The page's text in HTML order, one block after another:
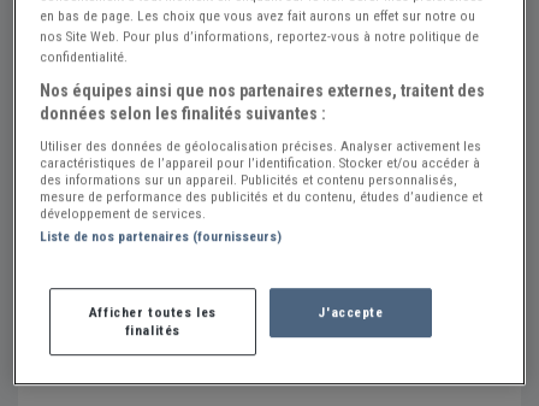
Rassemblement au port de Morlaix (RDV Mensuel)
dim. 07 juin 2026
Place Edmond Puyo
29600 MORLAIX
Voir sur la carte
Calandre et Torpédo
Envoyer un message
07 77 20 56 64
www.calandretorpedo.com
en bas de page. Les choix que vous avez fait aurons un effet sur notre ou
nos Site Web. Pour plus d’informations, reportez-vous à notre politique de
confidentialité.
Nos équipes ainsi que nos partenaires externes, traitent des
données selon les finalités suivantes :
Utiliser des données de géolocalisation précises. Analyser activement les
caractéristiques de l’appareil pour l’identification. Stocker et/ou accéder à
des informations sur un appareil. Publicités et contenu personnalisés,
mesure de performance des publicités et du contenu, études d’audience et
développement de services.
Liste de nos partenaires (fournisseurs)
Afficher toutes les
finalités
J'accepte